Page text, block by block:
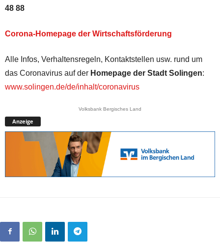
48 88
Corona-Homepage der Wirtschaftsförderung
Alle Infos, Verhaltensregeln, Kontaktstellen usw. rund um
das Coronavirus auf der Homepage der Stadt Solingen:
www.solingen.de/de/inhalt/coronavirus
Volksbank Bergisches Land
Anzeige